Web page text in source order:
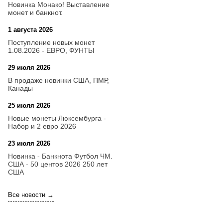
Новинка Монако! Выставление
монет и банкнот.
1 августа 2026
Поступление новых монет
1.08.2026 - ЕВРО, ФУНТЫ
29 июля 2026
В продаже новинки США, ПМР,
Канады
25 июля 2026
Новые монеты Люксембурга -
Набор и 2 евро 2026
23 июля 2026
Новинка - Банкнота Футбол ЧМ.
США - 50 центов 2026 250 лет
США
Все новости →